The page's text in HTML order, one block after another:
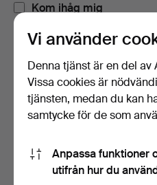
Kom ihåg mig
eller logga in
Vi använder
Denna tjänst är en del
Vissa cookies är
tjänsten, medan du kan
samtycke för de som
Anpassa funktioner
utifrån hur du